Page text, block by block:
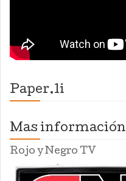
Paper.li
Mas información
Rojo y Negro TV